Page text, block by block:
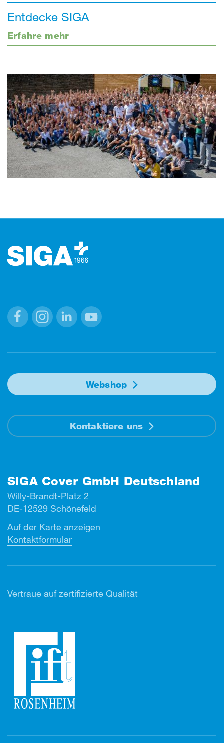
Entdecke SIGA
Erfahre mehr
Webshop
Kontaktiere uns
SIGA Cover GmbH Deutschland
Willy-Brandt-Platz 2
DE-12529 Schönefeld
Auf der Karte anzeigen
Kontaktformular
Vertraue auf zertifizierte Qualität